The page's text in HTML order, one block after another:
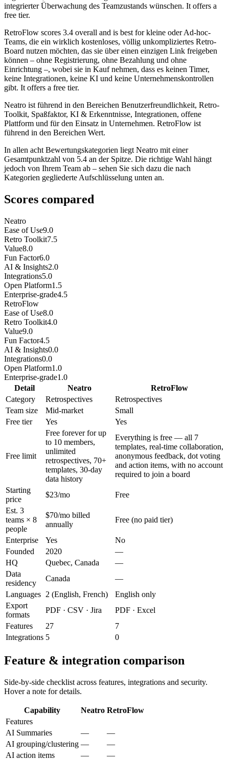
integrierter Überwachung des Teamzustands wünschen. It offers a
free tier.
RetroFlow scores 3.4 overall and is best for kleine oder Ad-hoc-
Teams, die ein wirklich kostenloses, völlig unkompliziertes Retro-
Board nutzen möchten, das sie über einen einzigen Link freigeben
können – ohne Registrierung, ohne Bezahlung und ohne
Einrichtung –, wobei sie in Kauf nehmen, dass es keinen Timer,
keine Integrationen, keine KI und keine Unternehmenskontrollen
gibt. It offers a free tier.
Neatro ist führend in den Bereichen Benutzerfreundlichkeit, Retro-
Toolkit, Spaßfaktor, KI & Erkenntnisse, Integrationen, offene
Plattform und für den Einsatz in Unternehmen. RetroFlow ist
führend in den Bereichen Wert.
In allen acht Bewertungskategorien liegt Neatro mit einer
Gesamtpunktzahl von 5.4 an der Spitze. Die richtige Wahl hängt
jedoch von Ihrem Team ab – sehen Sie sich dazu die nach
Kategorien gegliederte Aufschlüsselung unten an.
Scores compared
Neatro
Ease of Use9.0
Retro Toolkit7.5
Value8.0
Fun Factor6.0
AI & Insights2.0
Integrations5.0
Open Platform1.5
Enterprise-grade4.5
RetroFlow
Ease of Use8.0
Retro Toolkit4.0
Value9.0
Fun Factor4.5
AI & Insights0.0
Integrations0.0
Open Platform1.0
Enterprise-grade1.0
Detail
Neatro
RetroFlow
Category
Retrospectives
Retrospectives
Team size
Mid-market
Small
Free tier
Yes Yes
Free limit
Free forever for up
to 10 members,
unlimited
retrospectives, 70+
templates, 30-day
data history
Everything is free — all 7
templates, real-time collaboration,
anonymous feedback, dot voting
and action items, with no account
required to join a board
Starting
price
$23/mo
Free
Est. 3
teams × 8
people
$70/mo billed
annually
Free (no paid tier)
Enterprise Yes
No
Founded
2020
—
HQ
Quebec, Canada
—
Data
residency
Canada
—
Languages 2 (English, French)
English only
Export
formats
PDF · CSV · Jira
PDF · Excel
Features
27
7
Integrations 5 0
Feature & integration comparison
Side-by-side checklist across features, integrations and security.
Hover a note for details.
Capability Neatro RetroFlow
Features
AI Summaries
—
—
AI grouping/clustering —
—
AI action items
— —